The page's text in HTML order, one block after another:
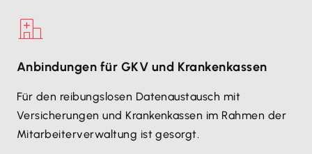
Anbindungen für GKV und Krankenkassen
Für den reibungslosen Datenaustausch mit
Versicherungen und Krankenkassen im Rahmen der
Mitarbeiterverwaltung ist gesorgt.